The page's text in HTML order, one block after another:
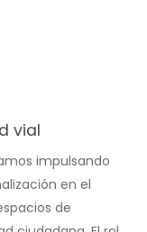
vial
impulsando
en el
de